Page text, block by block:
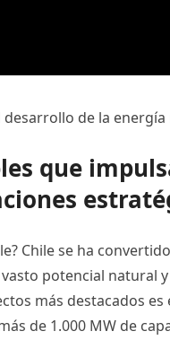
de la energía
que
Chile se ha
potencial natural
más destacados es
de 1.000 MW de